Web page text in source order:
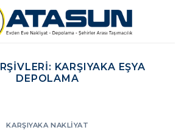
KARŞIYAKA EŞYA
DEPOLAMA
KARŞIYAKA NAKLIYAT